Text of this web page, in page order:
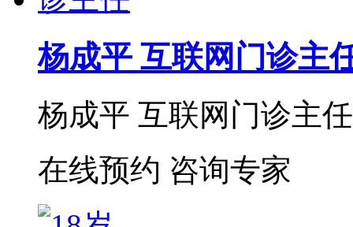
杨成平 互联网门诊主
杨成平 互联网门诊主
在线预约 咨询专家